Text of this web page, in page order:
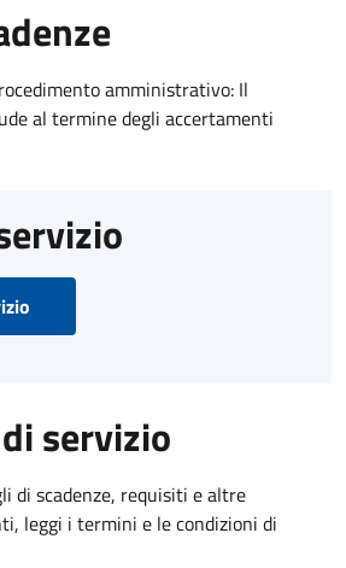
amministrativo: Il
al termine degli accertamenti
servizio
di scadenze, requisiti e altre
leggi i termini e le condizioni di